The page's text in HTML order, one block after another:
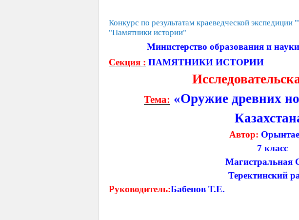
Конкурс по результатам краеведческой
"Памятники истории"
Министерство образования и
Секция : ПАМЯТНИКИ ИСТОРИИ
Тема: «Оружие древних
Автор:
7 класс
Теректинский
Руководитель:Бабенов Т.Е.